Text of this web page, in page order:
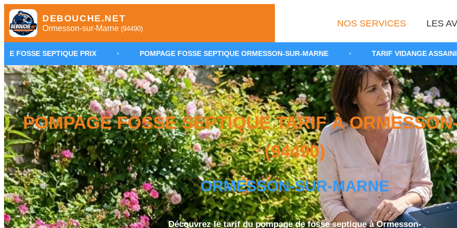
DEBOUCHE.NET
Ormesson-sur-Marne (94490)
NOS SERVICES LES
PRIX • POMPAGE FOSSE SEPTIQUE ORMESSON-SUR-MARNE • TARIF VIDANGE ASSAINISSEMENT NON
POMPAGE FOSSE SEPTIQUE TARIF À
(94490)
ORMESSON-SUR-MARNE
Découvrez le tarif du pompage de fosse septique à Ormesson-